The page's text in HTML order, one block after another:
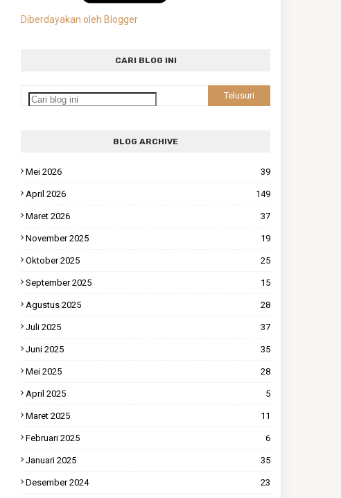
Diberdayakan oleh Blogger
CARI BLOG INI
BLOG ARCHIVE
Mei 2026 39
April 2026 149
Maret 2026 37
November 2025 19
Oktober 2025 25
September 2025 15
Agustus 2025 28
Juli 2025 37
Juni 2025 35
Mei 2025 28
April 2025 5
Maret 2025 11
Februari 2025 6
Januari 2025 35
Desember 2024 23